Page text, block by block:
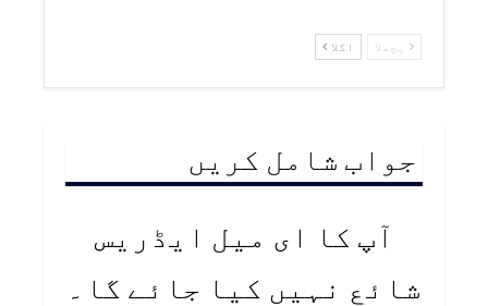
پچھلا اگلا
جواب شامل کریں
آپ کا ای میل ایڈریس
شائع نہیں کیا جائے گا۔